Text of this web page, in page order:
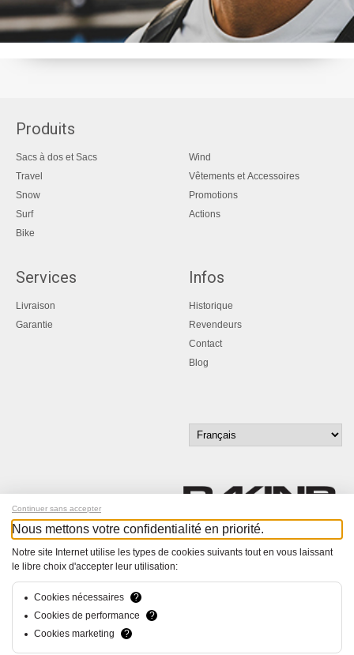
Produits
Sacs à dos et Sacs
Travel
Snow
Surf
Bike
Wind
Vêtements et Accessoires
Promotions
Actions
Services
Livraison
Garantie
Infos
Historique
Revendeurs
Contact
Blog
© Bucher+Walt 2011-2026
Tous droits réservés - Informations non contractuelles
hsolutions.ch
Continuer sans accepter
Nous mettons votre confidentialité en priorité.
Notre site Internet utilise les types de cookies suivants tout en vous laissant
le libre choix d'accepter leur utilisation:
Cookies nécessaires
?
Cookies de performance
?
Cookies marketing
?